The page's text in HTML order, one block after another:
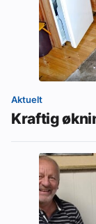
Aktuelt
Kraftig